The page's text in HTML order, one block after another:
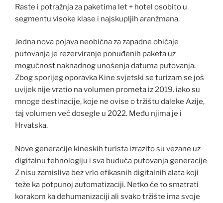
Raste i potražnja za paketima let + hotel osobito u
segmentu visoke klase i najskupljih aranžmana.
Jedna nova pojava neobična za zapadne običaje
putovanja je rezerviranje ponuđenih paketa uz
mogućnost naknadnog unošenja datuma putovanja.
Zbog sporijeg oporavka Kine svjetski se turizam se još
uvijek nije vratio na volumen prometa iz 2019. iako su
mnoge destinacije, koje ne ovise o tržištu daleke Azije,
taj volumen već dosegle u 2022. Među njima je i
Hrvatska.
Nove generacije kineskih turista izrazito su vezane uz
digitalnu tehnologiju i sva buduća putovanja generacije
Z nisu zamisliva bez vrlo efikasnih digitalnih alata koji
teže ka potpunoj automatizaciji. Netko će to smatrati
korakom ka dehumanizaciji ali svako tržište ima svoje